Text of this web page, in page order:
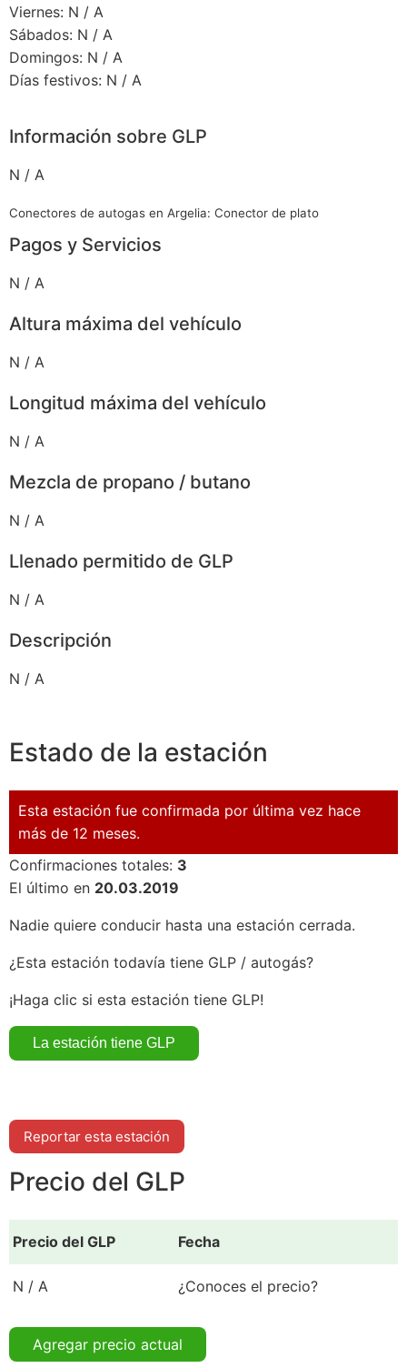
Viernes: N / A
Sábados: N / A
Domingos: N / A
Días festivos: N / A
Información sobre GLP
N / A
Conectores de autogas en Argelia: Conector de plato
Pagos y Servicios
N / A
Altura máxima del vehículo
N / A
Longitud máxima del vehículo
N / A
Mezcla de propano / butano
N / A
Llenado permitido de GLP
N / A
Descripción
N / A
Estado de la estación
Esta estación fue confirmada por última vez hace
más de 12 meses.
Confirmaciones totales: 3
El último en 20.03.2019
Nadie quiere conducir hasta una estación cerrada.
¿Esta estación todavía tiene GLP / autogás?
¡Haga clic si esta estación tiene GLP!
Reportar esta estación
Precio del GLP
Precio del GLP Fecha
N / A ¿Conoces el precio?
Agregar precio actual